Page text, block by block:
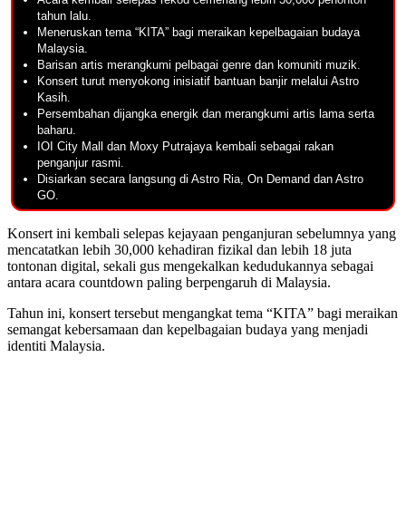
tahun lalu.
Meneruskan tema “KITA” bagi meraikan kepelbagaian budaya
Malaysia.
Barisan artis merangkumi pelbagai genre dan komuniti muzik.
Konsert turut menyokong inisiatif bantuan banjir melalui Astro
Kasih.
Persembahan dijangka energik dan merangkumi artis lama serta
baharu.
IOI City Mall dan Moxy Putrajaya kembali sebagai rakan
penganjur rasmi.
Disiarkan secara langsung di Astro Ria, On Demand dan Astro
GO.
Konsert ini kembali selepas kejayaan penganjuran sebelumnya yang
mencatatkan lebih 30,000 kehadiran fizikal dan lebih 18 juta
tontonan digital, sekali gus mengekalkan kedudukannya sebagai
antara acara countdown paling berpengaruh di Malaysia.
Tahun ini, konsert tersebut mengangkat tema “KITA” bagi meraikan
semangat kebersamaan dan kepelbagaian budaya yang menjadi
identiti Malaysia.